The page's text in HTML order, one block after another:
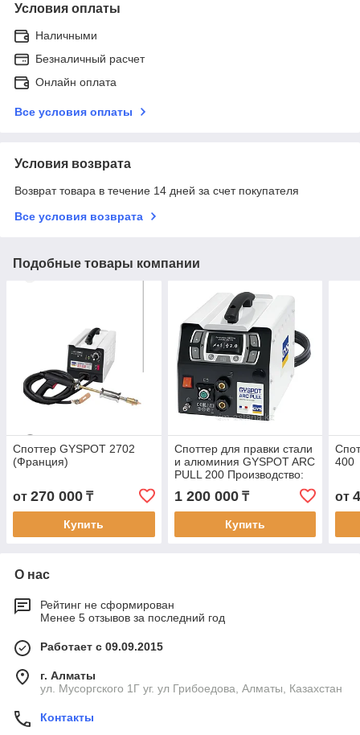
Условия оплаты
Наличными
Безналичный расчет
Онлайн оплата
Все условия оплаты
Условия возврата
Возврат товара в течение 14 дней за счет покупателя
Все условия возврата
Подобные товары компании
Споттер GYSPOT 2702
(Франция)
от 270 000 ₸
Купить
Споттер для правки стали
и алюминия GYSPOT ARC
PULL 200 Производство:
1 200 000₸
Купить
400
от
О нас
Рейтинг не сформирован
Менее 5 отзывов за последний год
Работает с 09.09.2015
г. Алматы
ул. Мусоргского 1Г уг. ул Грибоедова, Алматы, Казахстан
Контакты